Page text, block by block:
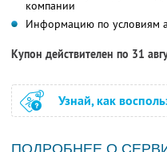
компании
Информацию по условиям
Купон действителен по 31
Узнай, как